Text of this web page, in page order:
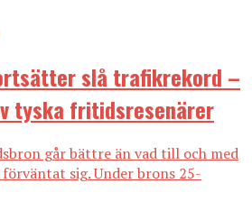
slå trafikrekord –
tyska fritidsresenärer
går bättre än vad till och med
förväntat sig. Under brons 25-